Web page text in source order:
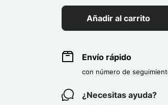
Añadir al carrito
Envío rápido
con número de
¿Necesitas ayuda?